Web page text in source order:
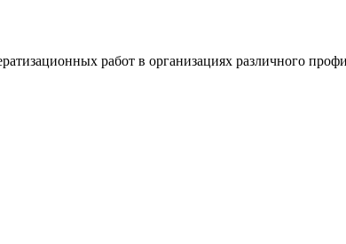
работ в организациях различного